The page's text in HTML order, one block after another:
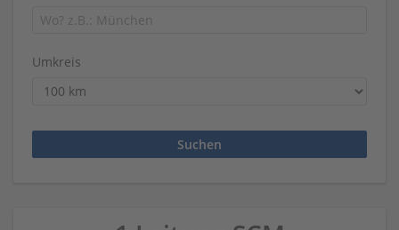
Umkreis